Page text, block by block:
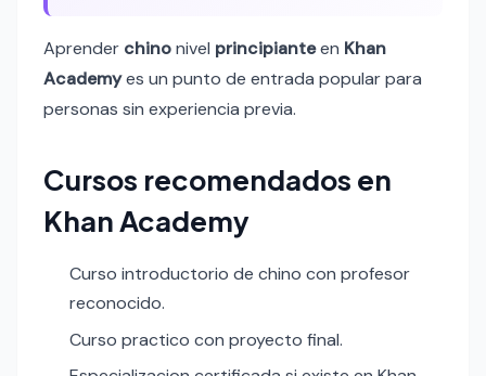
Aprender chinonivel principianteen Khan
Academyes un punto de entrada popular para
personas sin experiencia previa.
Cursos recomendados en
Khan Academy
Curso introductorio de chino con profesor
reconocido.
Curso practico con proyecto final.